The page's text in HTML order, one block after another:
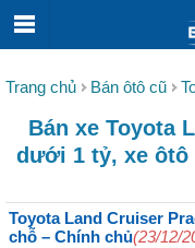
Trang chủ Bán ôtô cũ
Bán xe Toyota
dưới 1 tỷ, xe ôtô
Toyota Land Cruiser
chỗ – Chính chủ(23/12/